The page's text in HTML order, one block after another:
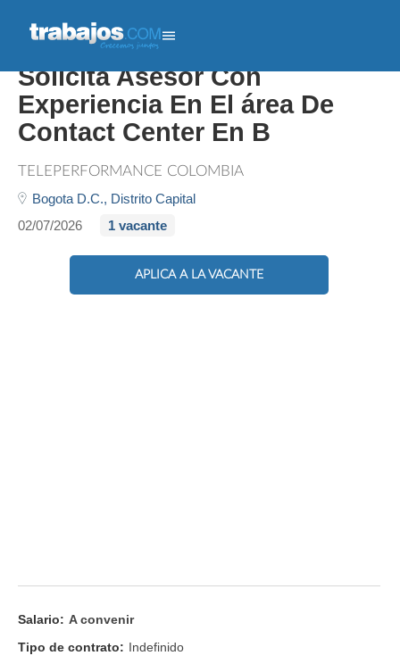
Importante Banco Digital
Solicita Asesor Con
Experiencia En El área De
Contact Center En B
TELEPERFORMANCE COLOMBIA
Bogota D.C., Distrito Capital
02/07/2026
1 vacante
APLICA A LA VACANTE
Salario: A convenir
Tipo de contrato: Indefinido